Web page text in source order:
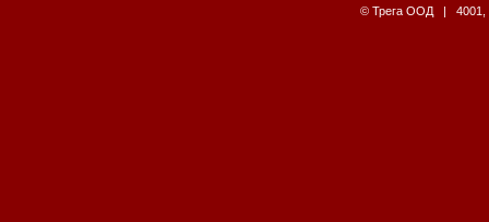
© Трега ООД | 4001,